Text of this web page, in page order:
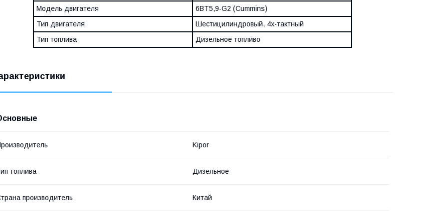
Модель двигателя
6BT5,9-G2 (Cummins)
Тип двигателя
Шестицилиндровый, 4х-тактный
Тип топлива
Дизельное топливо
Kipor
топлива Дизельное
производитель Китай